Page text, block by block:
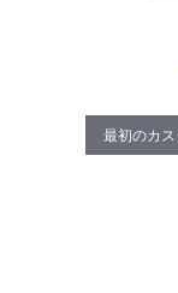
最初のカ